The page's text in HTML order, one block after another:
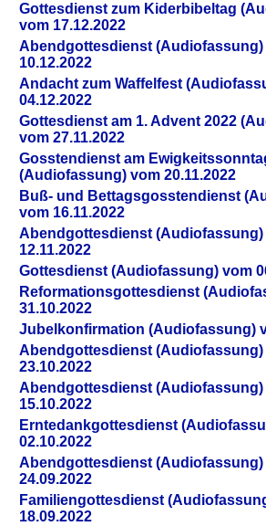
Gottesdienst zum Kiderbibeltag
vom 17.12.2022
Abendgottesdienst (Audiofassung)
10.12.2022
Andacht zum Waffelfest
04.12.2022
Gottesdienst am 1. Advent 2022
vom 27.11.2022
Gosstendienst am
(Audiofassung) vom 20.11.2022
Buß- und Bettagsgosstendienst
vom 16.11.2022
Abendgottesdienst (Audiofassung)
12.11.2022
Gottesdienst (Audiofassung) vom
Reformationsgottesdienst
31.10.2022
Jubelkonfirmation (Audiofassung)
Abendgottesdienst (Audiofassung)
23.10.2022
Abendgottesdienst (Audiofassung)
15.10.2022
Erntedankgottesdienst
02.10.2022
Abendgottesdienst (Audiofassung)
24.09.2022
Familiengottesdienst
18.09.2022